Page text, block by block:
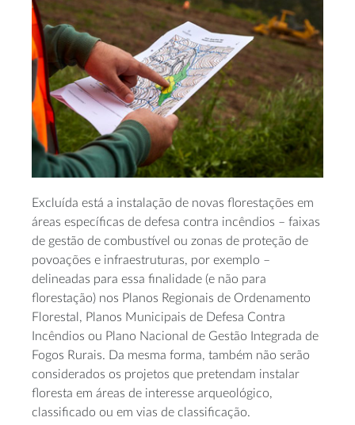
Excluída está a instalação de novas florestações em
áreas específicas de defesa contra incêndios – faixas
de gestão de combustível ou zonas de proteção de
povoações e infraestruturas, por exemplo –
delineadas para essa finalidade (e não para
florestação) nos Planos Regionais de Ordenamento
Florestal, Planos Municipais de Defesa Contra
Incêndios ou Plano Nacional de Gestão Integrada de
Fogos Rurais. Da mesma forma, também não serão
considerados os projetos que pretendam instalar
floresta em áreas de interesse arqueológico,
classificado ou em vias de classificação.